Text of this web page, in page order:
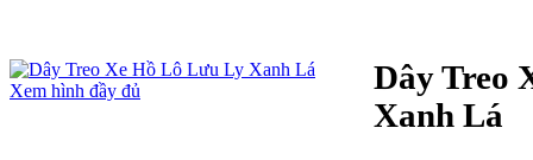
Xem hình đầy đủ
Dây Treo
Xanh Lá